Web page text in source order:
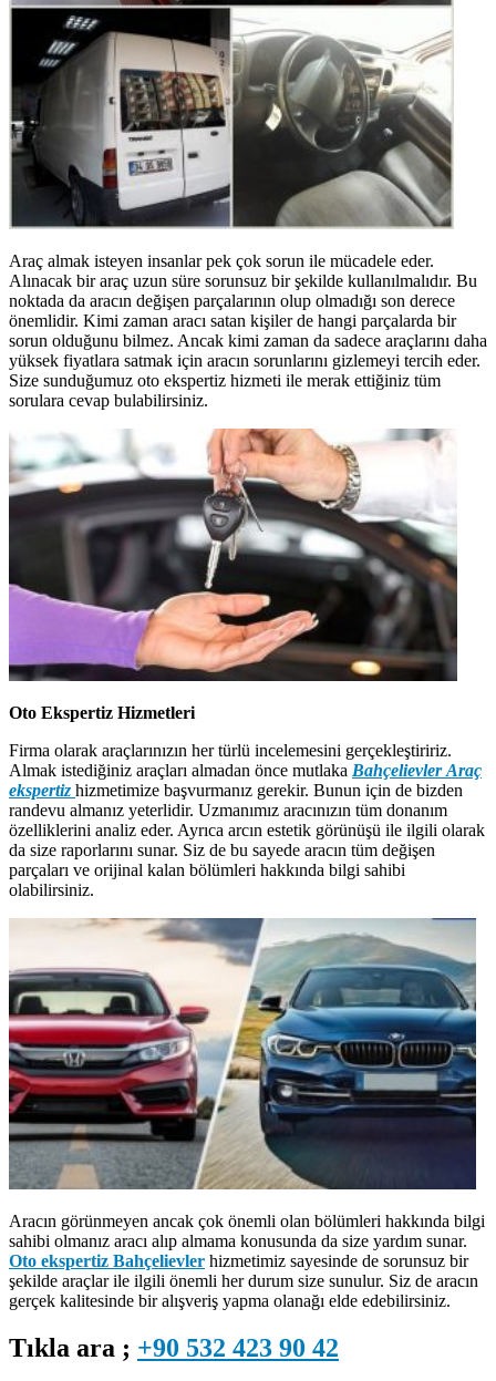
Araç almak isteyen insanlar pek çok sorun ile mücadele eder.
Alınacak bir araç uzun süre sorunsuz bir şekilde kullanılmalıdır. Bu
noktada da aracın değişen parçalarının olup olmadığı son derece
önemlidir. Kimi zaman aracı satan kişiler de hangi parçalarda bir
sorun olduğunu bilmez. Ancak kimi zaman da sadece araçlarını daha
yüksek fiyatlara satmak için aracın sorunlarını gizlemeyi tercih eder.
Size sunduğumuz oto ekspertiz hizmeti ile merak ettiğiniz tüm
sorulara cevap bulabilirsiniz.
Oto Ekspertiz Hizmetleri
Firma olarak araçlarınızın her türlü incelemesini gerçekleştiririz.
Almak istediğiniz araçları almadan önce mutlaka Bahçelievler Araç
ekspertiz hizmetimize başvurmanız gerekir. Bunun için de bizden
randevu almanız yeterlidir. Uzmanımız aracınızın tüm donanım
özelliklerini analiz eder. Ayrıca arcın estetik görünüşü ile ilgili olarak
da size raporlarını sunar. Siz de bu sayede aracın tüm değişen
parçaları ve orijinal kalan bölümleri hakkında bilgi sahibi
olabilirsiniz.
Aracın görünmeyen ancak çok önemli olan bölümleri hakkında bilgi
sahibi olmanız aracı alıp almama konusunda da size yardım sunar.
Oto ekspertiz Bahçelievler hizmetimiz sayesinde de sorunsuz bir
şekilde araçlar ile ilgili önemli her durum size sunulur. Siz de aracın
gerçek kalitesinde bir alışveriş yapma olanağı elde edebilirsiniz.
Tıkla ara ; +90 532 423 90 42